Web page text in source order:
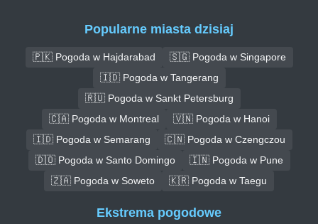
Popularne miasta dzisiaj
🇵🇰 Pogoda w Hajdarabad
🇸🇬 Pogoda w Singapore
🇮🇩 Pogoda w Tangerang
🇷🇺 Pogoda w Sankt Petersburg
🇨🇦 Pogoda w Montreal
🇻🇳 Pogoda w Hanoi
🇮🇩 Pogoda w Semarang
🇨🇳 Pogoda w Czengczou
🇩🇴 Pogoda w Santo Domingo
🇮🇳 Pogoda w Pune
🇿🇦 Pogoda w Soweto
🇰🇷 Pogoda w Taegu
Ekstrema pogodowe